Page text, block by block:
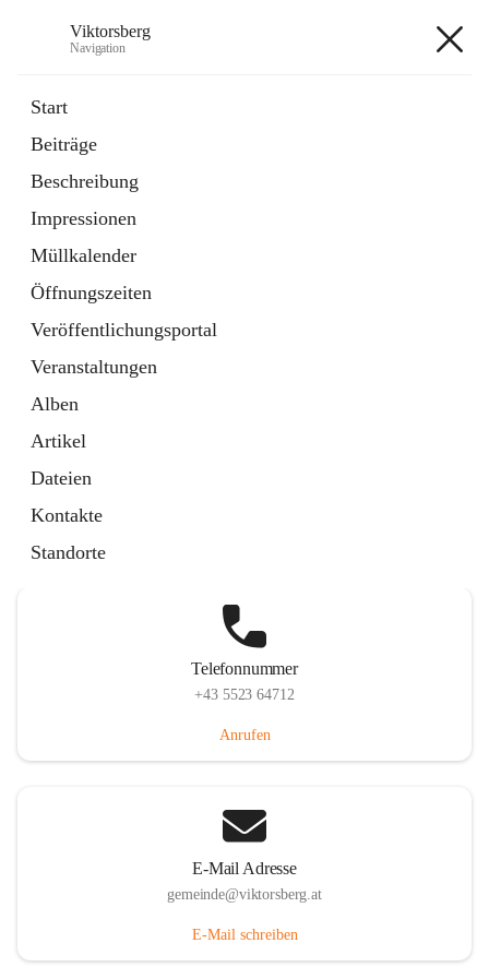
Viktorsberg
Navigation
Start
Beiträge
Beschreibung
Impressionen
Müllkalender
Öffnungszeiten
Veröffentlichungsportal
Veranstaltungen
Alben
Artikel
Dateien
Kontakte
Standorte
1 Schnellzugriff
Bürgerservice
10 Schnellzugriffe
Telefonnummer
+43 5523 64712
Anrufen
E-Mail Adresse
gemeinde@viktorsberg.at
E-Mail schreiben